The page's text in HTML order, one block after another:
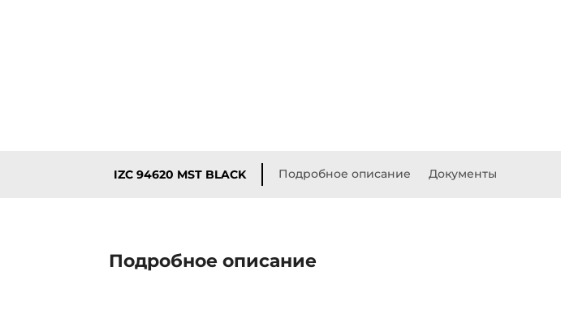
IZC 94620 MST BLACK Подробное описание Документы
Подробное описание